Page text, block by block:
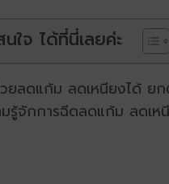
ใจ ได้ที่นี่เลยค่ะ
ยลดแก้ม ลดเหนียงได้ ย
รู้จักการฉีดลดแก้ม ลดเ